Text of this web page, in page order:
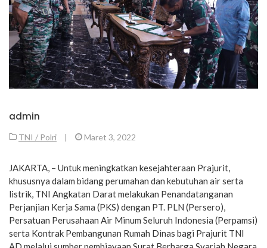
admin
TNI / Polri | Maret 3, 2022
JAKARTA, – Untuk meningkatkan kesejahteraan Prajurit,
khususnya dalam bidang perumahan dan kebutuhan air serta
listrik, TNI Angkatan Darat melakukan Penandatanganan
Perjanjian Kerja Sama (PKS) dengan PT. PLN (Persero),
Persatuan Perusahaan Air Minum Seluruh Indonesia (Perpamsi)
serta Kontrak Pembangunan Rumah Dinas bagi Prajurit TNI